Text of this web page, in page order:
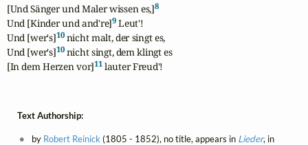
[Und Sänger und Maler wissen es,]8
Und [Kinder und and're]9 Leut'!
Und [wer's]10 nicht malt, der singt es,
Und [wer's]10 nicht singt, dem klingt es
[In dem Herzen vor]11 lauter Freud'!
Text Authorship:
by Robert Reinick (1805 - 1852), no title, appears in Lieder, in